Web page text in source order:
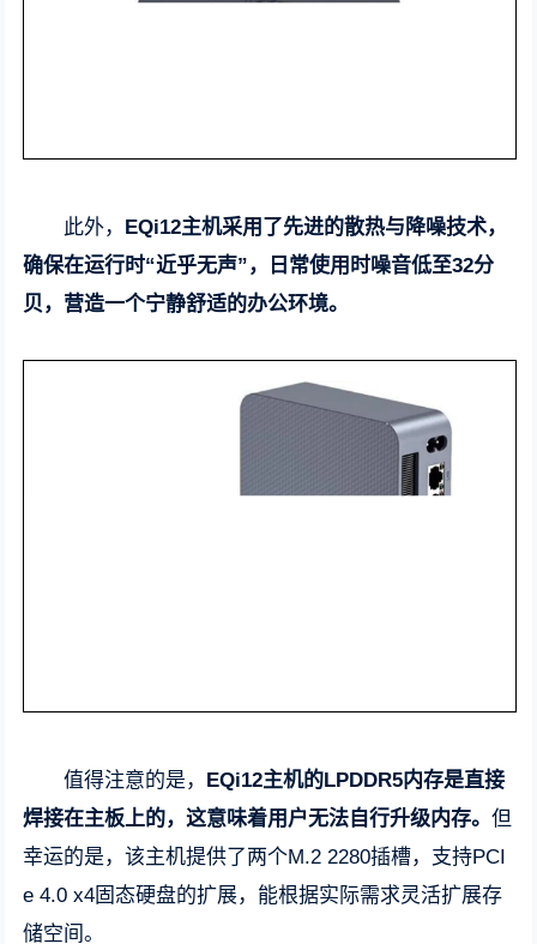
此外， EQi12主机采用了先进的散热与降噪技术，
确保在运行时“近乎无声”，日常使用时噪音低至32分
贝，营造一个宁静舒适的办公环境。
值得注意的是，
EQi12主机的LPDDR5内存是直接
焊接在主板上的，这意味着用户无法自行升级内存。但
幸运的是，该主机提供了两个M.2 2280插槽，支持PCI
e 4.0 x4固态硬盘的扩展，能根据实际需求灵活扩展存
储空间。